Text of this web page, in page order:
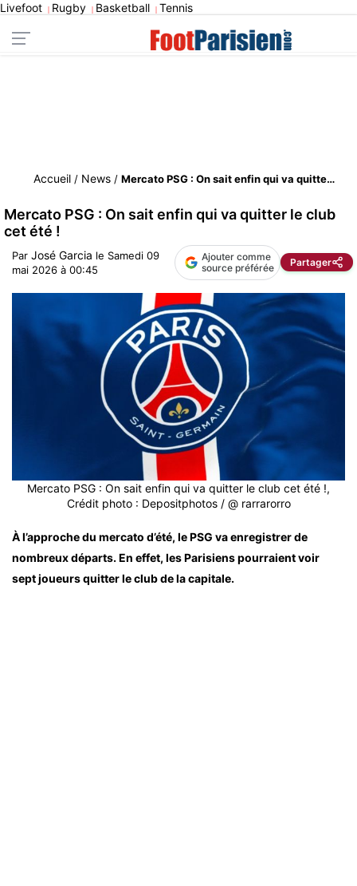
Livefoot | Rugby | Basketball | Tennis
Accueil / News / Mercato PSG : On sait enfin qui va quitter le club cet été !
Mercato PSG : On sait enfin qui va quitter le club
cet été !
Par José Garcia le Samedi 09
mai 2026 à 00:45
Ajouter comme
source préférée
Partager
Mercato PSG : On sait enfin qui va quitter le club cet été !,
Crédit photo : Depositphotos / @ rarrarorro
À l’approche du mercato d’été, le PSG va enregistrer de
nombreux départs. En effet, les Parisiens pourraient voir
sept joueurs quitter le club de la capitale.